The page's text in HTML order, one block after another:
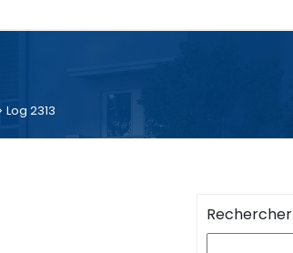
Log 2313
Rechercher